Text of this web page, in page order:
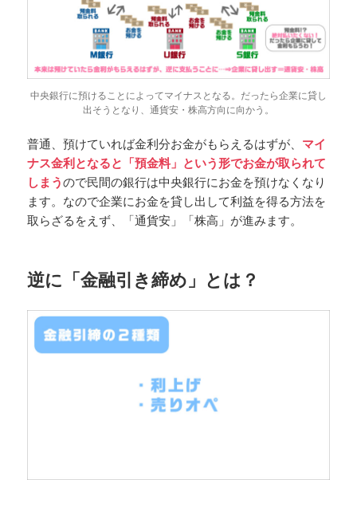
中央銀行に預けることによってマイナスとなる。だったら企業に貸し
出そうとなり、通貨安・株高方向に向かう。
普通、預けていれば金利分お金がもらえるはずが、 マイ
ナス金利となると「預金料」という形でお金が取られて
しまうので民間の銀行は中央銀行にお金を預けなくなり
ます。なので企業にお金を貸し出して利益を得る方法を
取らざるをえず、「通貨安」「株高」が進みます。
逆に「金融引き締め」とは？